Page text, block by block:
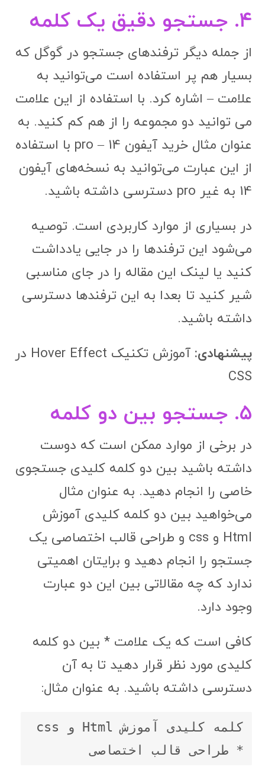
از جمله دیگر ترفندهای جستجو در گوگل که
بسیار هم پر استفاده است می‌توانید به
علامت – اشاره کرد. با استفاده از این علامت
می توانید دو مجموعه را از هم کم کنید. به
عنوان مثال خرید آیفون 14 – pro با استفاده
از این عبارت می‌توانید به نسخه‌های آیفون
14 به غیر pro دسترسی داشته باشید.
در بسیاری از موارد کاربردی است. توصیه
کنید یا لینک این مقاله را در جای مناسبی
شیر کنید تا بعدا به این ترفند‌ها دسترسی
داشته باشید.
پیشنهادی:
۵. جستجو بین دو کلمه
در برخی از موارد ممکن است که دوست
داشته باشید بین دو کلمه کلیدی جستجوی
خاصی را انجام دهید. به عنوان مثال
می‌خواهید بین دو کلمه کلیدی آموزش
Html و css و طراحی قالب اختصاصی یک
جستجو را انجام دهید و برایتان اهمیتی
ندارد که چه مقالاتی بین این دو عبارت
وجود دارد.
کافی است که یک علامت * بین دو کلمه
دسترسی داشته باشید. به عنوان مثال: